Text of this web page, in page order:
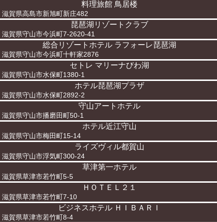
料理旅館 鳥居楼
滋賀県高島市新旭町新庄482
琵琶湖リゾートクラブ
滋賀県守山市今浜町7-2620-41
総合リゾートホテル ラフォーレ琵琶湖
滋賀県守山市今浜町十軒家2876
セトレ マリーナびわ湖
滋賀県守山市水保町1380-1
ホテル琵琶湖プラザ
滋賀県守山市水保町2892-2
守山アートホテル
滋賀県守山市播磨田町50-1
ホテル近江守山
滋賀県守山市梅田町15-14
ライズヴィル都賀山
滋賀県守山市浮気町300-24
草津第一ホテル
滋賀県草津市若竹町5-5
ＨＯＴＥＬ２１
滋賀県草津市若竹町7-10
ビジネスホテル ＨＩＢＡＲＩ
滋賀県草津市若竹町8-4